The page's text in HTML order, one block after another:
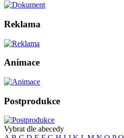
Reklama
Animace
Postprodukce
Vybrat dle abecedy